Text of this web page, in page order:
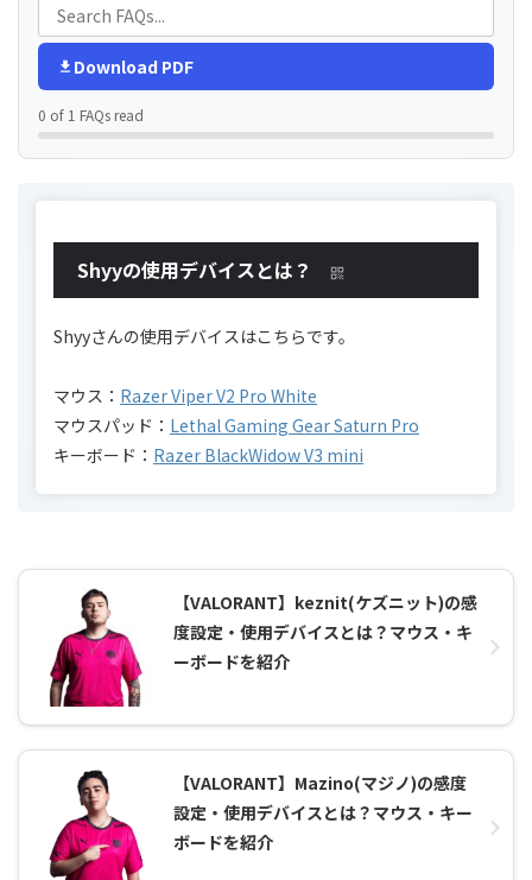
Download PDF
0 of 1 FAQs read
Shyyの使用デバイスとは？
Shyyさんの使用デバイスはこちらです。
マウス： Razer Viper V2 Pro White
マウスパッド： Lethal Gaming Gear Saturn Pro
キーボード： Razer BlackWidow V3 mini
【VALORANT】keznit(ケズニット)の感
度設定・使用デバイスとは？マウス・キ
ーボードを紹介
【VALORANT】Mazino(マジノ)の感度
設定・使用デバイスとは？マウス・キー
ボードを紹介